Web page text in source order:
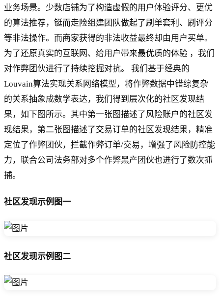
业务场景。少数店铺为了构造虚假的用户体验评分、更优
的算法推荐，铤而走险组建团队做起了刷单套利、刷评分
等非法操作。而商家获得的非法收益最终却由用户买单。
为了还原真实的互联网、给用户带来最优质的体验 ，我们
对作弊团伙进行了持续挖掘对抗。 我们基于经典的
Louvain算法实现关系网络模型，将作弊数据中错综复杂
的关系抽象成数学表达，我们得到层次化的社区发现结
果，如下图所示。其中第一张图描述了风险账户的社区发
现结果，第二张图描述了交易订单的社区发现结果，精准
定位了作弊团伙，拦截作弊订单/交易，增强了风险防控能
力，联合公司法务部对多个作弊黑产团伙也进行了数次抓
捕。
社区发现示例图一
社区发现示例图二